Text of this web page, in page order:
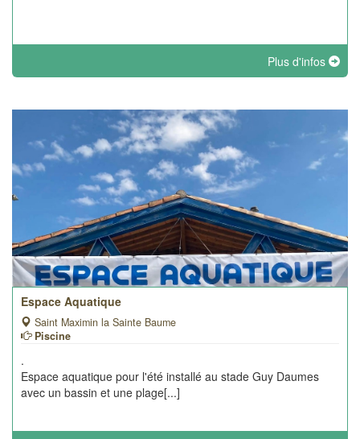
Plus d'infos
Espace Aquatique
Saint Maximin la Sainte Baume
Piscine
.
Espace aquatique pour l'été installé au stade Guy Daumes
avec un bassin et une plage[...]